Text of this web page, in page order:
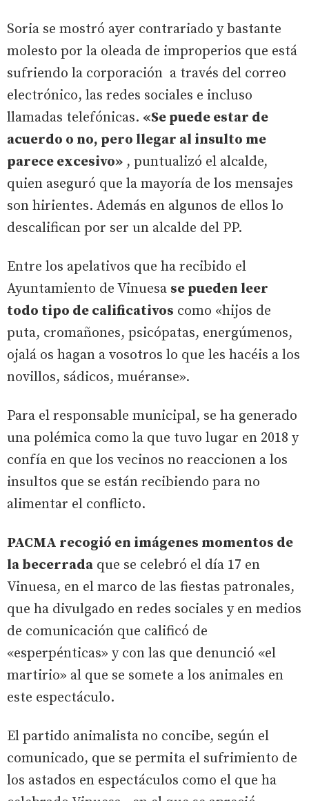
Soria se mostró ayer contrariado y bastante
molesto por la oleada de improperios que está
sufriendo la corporación a través del correo
electrónico, las redes sociales e incluso
llamadas telefónicas. «Se puede estar de
acuerdo o no, pero llegar al insulto me
parece excesivo» , puntualizó el alcalde,
quien aseguró que la mayoría de los mensajes
son hirientes. Además en algunos de ellos lo
descalifican por ser un alcalde del PP.
Entre los apelativos que ha recibido el
Ayuntamiento de Vinuesa se pueden leer
todo tipo de calificativos como «hijos de
puta, cromañones, psicópatas, energúmenos,
ojalá os hagan a vosotros lo que les hacéis a los
novillos, sádicos, muéranse».
Para el responsable municipal, se ha generado
una polémica como la que tuvo lugar en 2018 y
confía en que los vecinos no reaccionen a los
insultos que se están recibiendo para no
alimentar el conflicto.
PACMA recogió en imágenes momentos de
la becerrada que se celebró el día 17 en
Vinuesa, en el marco de las fiestas patronales,
que ha divulgado en redes sociales y en medios
de comunicación que calificó de
«esperpénticas» y con las que denunció «el
martirio» al que se somete a los animales en
este espectáculo.
El partido animalista no concibe, según el
comunicado, que se permita el sufrimiento de
los astados en espectáculos como el que ha